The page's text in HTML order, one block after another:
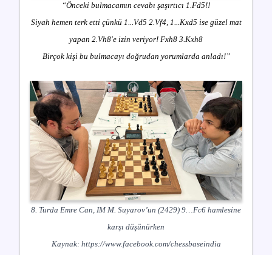
“Önceki bulmacamın cevabı şaşırtıcı 1.Fd5!!
Siyah hemen terk etti çünkü 1...Vd5 2.Vf4, 1...Kxd5 ise güzel mat
yapan 2.Vh8'e izin veriyor! Fxh8 3.Kxh8
Birçok kişi bu bulmacayı doğrudan yorumlarda anladı!”
8. Turda Emre Can, IM M. Suyarov’un (2429) 9…Fc6 hamlesine
karşı düşünürken
Kaynak: https://www.facebook.com/chessbaseindia